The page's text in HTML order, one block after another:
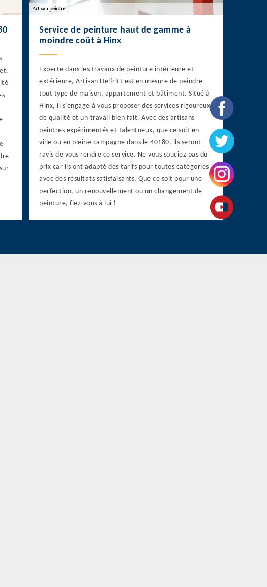
Service de peinture haut de gamme à
moindre coût à Hinx
Experte dans les travaux de peinture intérieure et
extérieure, Artisan Helfritt est en mesure de peindre
tout type de maison, appartement et bâtiment. Situé à
Hinx, il s’engage à vous proposer des services rigoureux,
de qualité et un travail bien fait. Avec des artisans
peintres expérimentés et talentueux, que ce soit en
ville ou en pleine campagne dans le 40180, ils seront
ravis de vous rendre ce service. Ne vous souciez pas du
prix car ils ont adapté des tarifs pour toutes catégories
avec des résultats satisfaisants. Que ce soit pour une
perfection, un renouvellement ou un changement de
peinture, fiez-vous à lui !